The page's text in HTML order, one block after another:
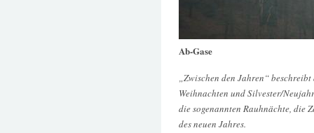
Ab-Gase
„Zwischen den Jahren“
Weihnachten und Silvester/
die sogenannten Rauhnächte, die
des neuen Jahres.